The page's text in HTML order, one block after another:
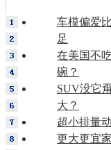
车模偏爱
足
在美国不
碗？
SUV没它
大？
超小排量
更大更宜